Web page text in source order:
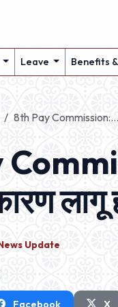
Leave Benefits
8th Pay Commission:...
लागू
Update
Facebook X